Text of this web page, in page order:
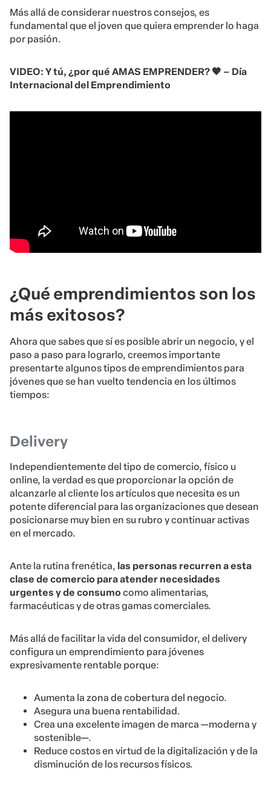
Más allá de considerar nuestros consejos, es
fundamental que el joven que quiera emprender lo haga
por pasión.
VIDEO: Y tú, ¿por qué AMAS EMPRENDER? 🧡 – Día
Internacional del Emprendimiento
¿Qué emprendimientos son los
más exitosos?
Ahora que sabes que sí es posible abrir un negocio, y el
paso a paso para lograrlo, creemos importante
presentarte algunos tipos de emprendimientos para
jóvenes que se han vuelto tendencia en los últimos
tiempos:
Delivery
Independientemente del tipo de comercio, físico u
online, la verdad es que proporcionar la opción de
alcanzarle al cliente los artículos que necesita es un
potente diferencial para las organizaciones que desean
posicionarse muy bien en su rubro y continuar activas
en el mercado.
Ante la rutina frenética, las personas recurren a esta
clase de comercio para atender necesidades
urgentes y de consumo como alimentarias,
farmacéuticas y de otras gamas comerciales.
Más allá de facilitar la vida del consumidor, el delivery
configura un emprendimiento para jóvenes
expresivamente rentable porque:
Aumenta la zona de cobertura del negocio.
Asegura una buena rentabilidad.
Crea una excelente imagen de marca —moderna y
sostenible—.
Reduce costos en virtud de la digitalización y de la
disminución de los recursos físicos.